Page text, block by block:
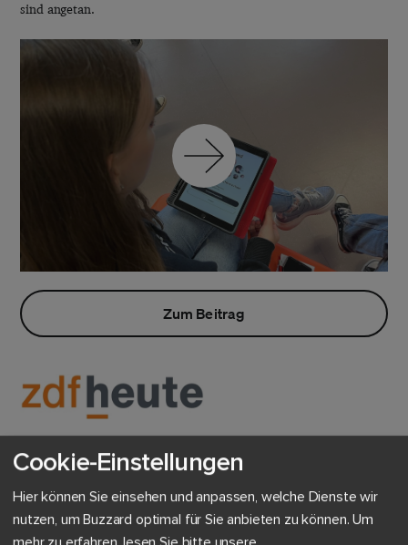
sind angetan.
Zum Beitrag
App gegen Fakenews im Unterricht
Schülerinnen und Schüler verbringen viel Zeit am Smartphone.
Dabei können sie Fakten oftmals nicht von Falschmeldungen
unterscheiden. Helfen soll dabei die Buzzard-App.
Cookie-Einstellungen
Hier können Sie einsehen und anpassen, welche Dienste wir
nutzen, um Buzzard optimal für Sie anbieten zu können. Um